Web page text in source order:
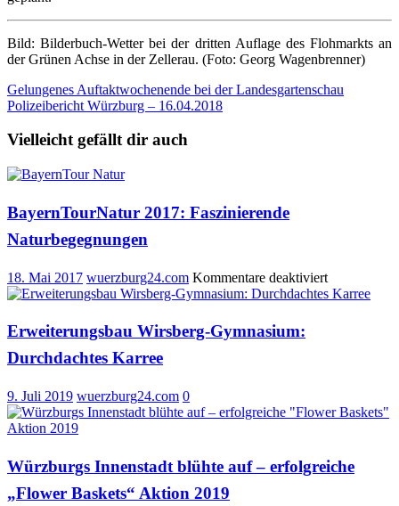
Bild: Bilderbuch-Wetter bei der dritten Auflage des Flohmarkts an
der Grünen Achse in der Zellerau. (Foto: Georg Wagenbrenner)
Beitragsnavigation
Gelungenes Auftaktwochenende bei der Landesgartenschau
Polizeibericht Würzburg – 16.04.2018
Vielleicht gefällt dir auch
BayernTourNatur 2017: Faszinierende
Naturbegegnungen
18. Mai 2017 wuerzburg24.com Kommentare deaktiviertfür
Erweiterungsbau Wirsberg-Gymnasium:
Durchdachtes Karree
9. Juli 2019 wuerzburg24.com 0
Würzburgs Innenstadt blühte auf – erfolgreiche
„Flower Baskets“ Aktion 2019